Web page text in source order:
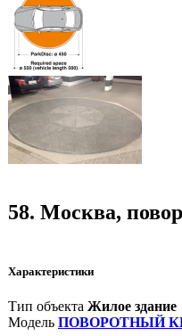
58. Москва,
Характеристики
Тип объекта Жилое здание
Модель ПОВОРОТНЫЙ